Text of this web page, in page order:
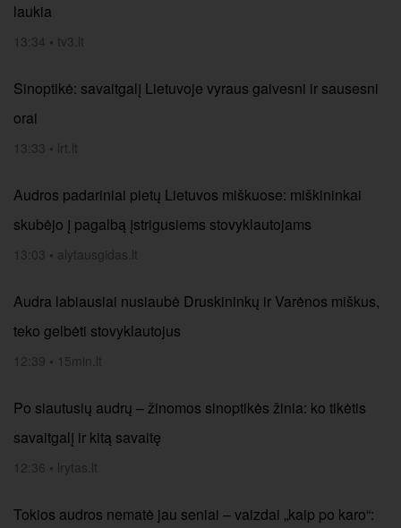
laukia
13:34 • tv3.lt
Sinoptikė: savaitgalį Lietuvoje vyraus gaivesni ir sausesni
orai
13:33 • lrt.lt
Audros padariniai pietų Lietuvos miškuose: miškininkai
skubėjo į pagalbą įstrigusiems stovyklautojams
13:03 • alytausgidas.lt
Audra labiausiai nusiaubė Druskininkų ir Varėnos miškus,
teko gelbėti stovyklautojus
12:39 • 15min.lt
Po siautusių audrų – žinomos sinoptikės žinia: ko tikėtis
savaitgalį ir kitą savaitę
12:36 • lrytas.lt
Tokios audros nematė jau seniai – vaizdai „kaip po karo“: